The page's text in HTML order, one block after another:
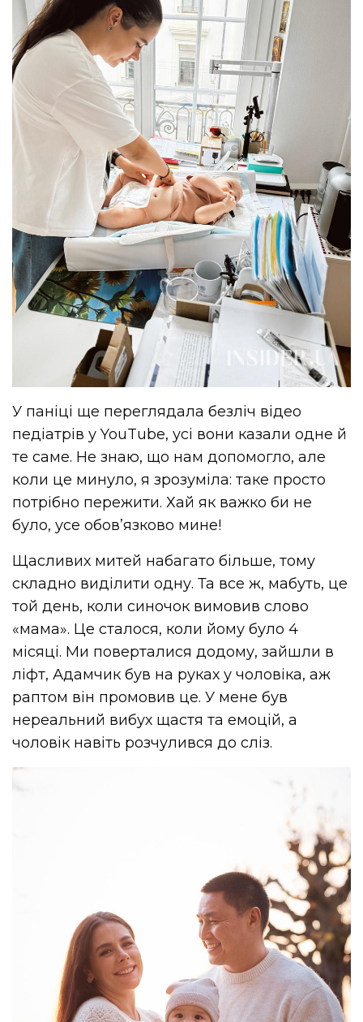
У паніці ще переглядала безліч відео
педіатрів у YouTube, усі вони казали одне й
те саме. Не знаю, що нам допомогло, але
коли це минуло, я зрозуміла: таке просто
потрібно пережити. Хай як важко би не
було, усе обовʼязково мине!
Щасливих митей набагато більше, тому
складно виділити одну. Та все ж, мабуть, це
той день, коли синочок вимовив слово
«мама». Це сталося, коли йому було 4
місяці. Ми поверталися додому, зайшли в
ліфт, Адамчик був на руках у чоловіка, аж
раптом він промовив це. У мене був
нереальний вибух щастя та емоцій, а
чоловік навіть розчулився до сліз.